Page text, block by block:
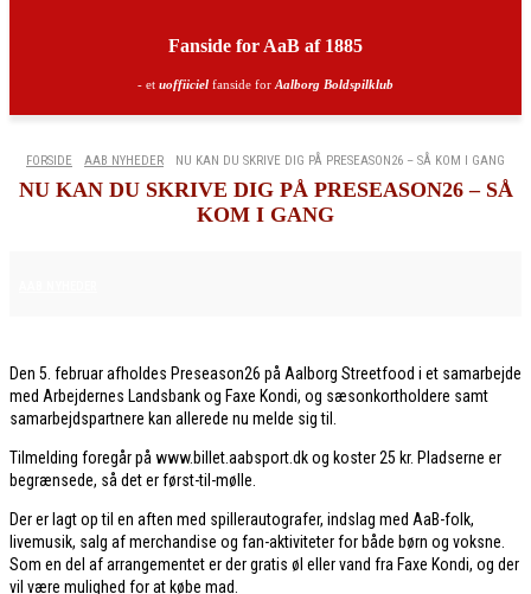
Fanside for AaB af 1885
- et uoffiiciel fanside for Aalborg Boldspilklub
FORSIDE AAB NYHEDER NU KAN DU SKRIVE DIG PÅ PRESEASON26 – SÅ KOM I GANG
NU KAN DU SKRIVE DIG PÅ PRESEASON26 – SÅ
KOM I GANG
Den 5. februar afholdes Preseason26 på Aalborg Streetfood i et samarbejde
med Arbejdernes Landsbank og Faxe Kondi, og sæsonkortholdere samt
samarbejdspartnere kan allerede nu melde sig til.
Tilmelding foregår på www.billet.aabsport.dk og koster 25 kr. Pladserne er
begrænsede, så det er først-til-mølle.
Der er lagt op til en aften med spillerautografer, indslag med AaB-folk,
livemusik, salg af merchandise og fan-aktiviteter for både børn og voksne.
Som en del af arrangementet er der gratis øl eller vand fra Faxe Kondi, og der
vil være mulighed for at købe mad.